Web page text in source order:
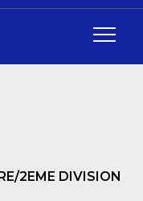
2EME DIVISION